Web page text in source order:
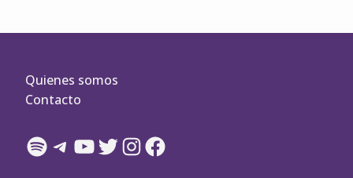
Quienes somos
Contacto
Spotify
Telegram
YouTube
Twitter
Instagram
Facebook